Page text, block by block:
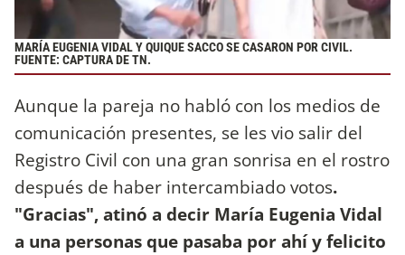
MARÍA EUGENIA VIDAL Y QUIQUE SACCO SE CASARON POR CIVIL.
FUENTE: CAPTURA DE TN.
Aunque la pareja no habló con los medios de
comunicación presentes, se les vio salir del
Registro Civil con una gran sonrisa en el rostro
después de haber intercambiado votos.
"Gracias", atinó a decir María Eugenia Vidal
a una personas que pasaba por ahí y felicito